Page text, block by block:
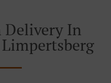
Delivery In